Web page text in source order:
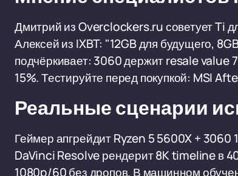
Дмитрий из Overclockers.ru советует Ti
Алексей из IXBT: "12GB для будущего,
подчёркивает: 3060 держит resale value
15%. Тестируйте перед покупкой: MSI
Реальные сценарии
Геймер апгрейдит Ryzen 5 5600X +
DaVinci Resolve рендерит 8K timeline в
1080p/60 без дропов. В машинном